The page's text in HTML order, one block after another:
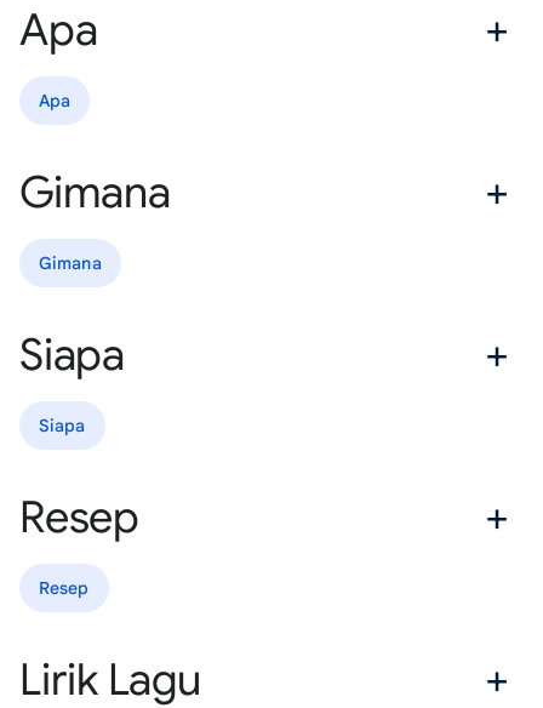
Apa
Apa
Gimana
Gimana
Siapa
Siapa
Resep
Resep
Lirik Lagu